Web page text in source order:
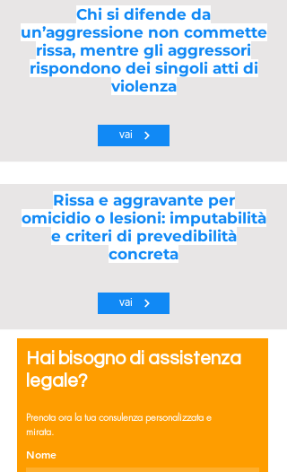
Chi si difende da
un’aggressione non commette
rissa, mentre gli aggressori
rispondono dei singoli atti di
violenza
vai
Rissa e aggravante per
omicidio o lesioni: imputabilità
e criteri di prevedibilità
concreta
vai
Hai bisogno di assistenza
legale?
Prenota ora la tua consulenza personalizzata e
mirata.
Nome